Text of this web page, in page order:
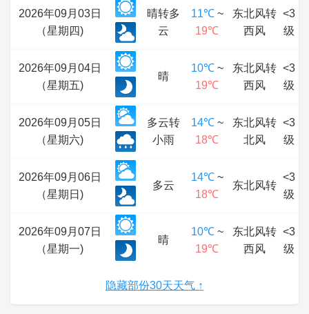
2026年09月03日
（星期四)
晴转多
云
11℃~
19℃
东北风转
西风
<3
级
2026年09月04日
（星期五)
晴
10℃~
19℃
东北风转
西风
<3
级
2026年09月05日
（星期六)
多云转
小雨
14℃~
18℃
东北风转
北风
<3
级
2026年09月06日
（星期日)
多云
14℃~
18℃
东北风转
<3
级
2026年09月07日
（星期一)
晴
10℃~
19℃
东北风转
西风
<3
级
隐藏部份30天天气 ↑